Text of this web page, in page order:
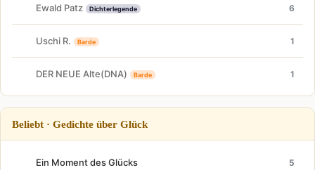
Ewald Patz Dichterlegende 6
Uschi R. Barde 1
DER NEUE Alte(DNA) Barde 1
Beliebt · Gedichte über Glück
Ein Moment des Glücks 5